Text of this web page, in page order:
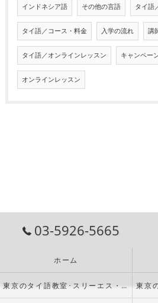
インドネシア語 その他の言語 タイ語
タイ語／コース・料金 入学の流れ 講
タイ語／オンラインレッスン キャンペー
オンラインレッスン
03-5926-5665
ホーム
東京のタイ語教室･スリーエス・エデュケーションの口コミ情報